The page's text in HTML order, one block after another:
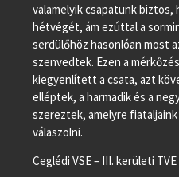
valamelyik csapatunk biztos,
hétvégét, ám ezúttal a
serdülőhöz hasonlóan most
szenvedtek. Ezen a
kiegyenlített a csata, azt
elléptek, a harmadik és a
szereztek, amelyre
válaszolni.
Ceglédi VSE – III. kerületi